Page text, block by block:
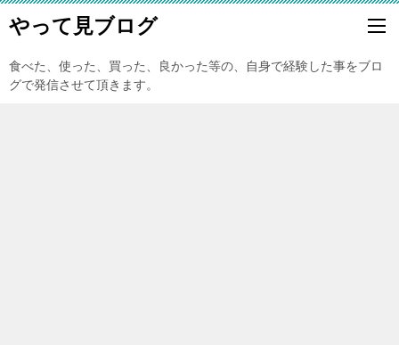
やって見ブログ
食べた、使った、買った、良かった等の、自身で経験した事をブロ
グで発信させて頂きます。